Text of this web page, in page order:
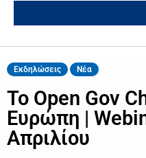
Εκδηλώσεις Νέα
Το Open Gov
Ευρώπη |
Απριλίου